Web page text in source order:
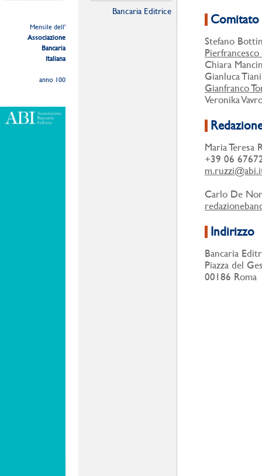
Mensile dell'
Associazione
Bancaria
Italiana
anno 100
Bancaria Editrice
Comitato
Stefano
Pierfrancesco
Chiara
Gianluca Tiani
Gianfranco
Veronika
Maria Teresa
+39 06
Carlo De
Indirizzo
Bancaria
Piazza del
00186 Roma